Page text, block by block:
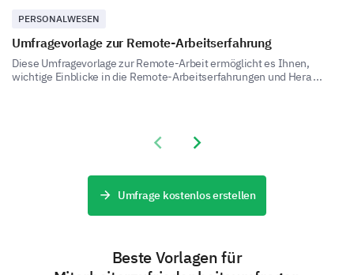
What changes, if any, would you suggest to
improve the management practices or
policies?
PERSONALWESEN
Umfragevorlage zur Remote-Arbeitserfahrung
Diese Umfragevorlage zur Remote-Arbeit ermöglicht es Ihnen,
wichtige Einblicke in die Remote-Arbeitserfahrungen und Hera ...
Previous slide
Next slide
Umfrage kostenlos erstellen
Beste Vorlagen für